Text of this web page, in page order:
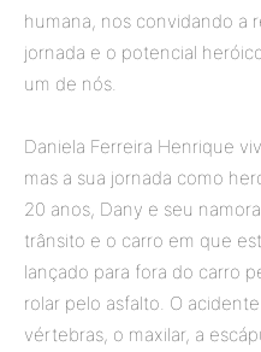
humana, nos convidando a
jornada e o potencial
um de nós.
Daniela Ferreira Henrique
mas a sua jornada como
20 anos, Dany e seu
trânsito e o carro em que
lançado para fora do carro
rolar pelo asfalto. O
vértebras, o maxilar, a